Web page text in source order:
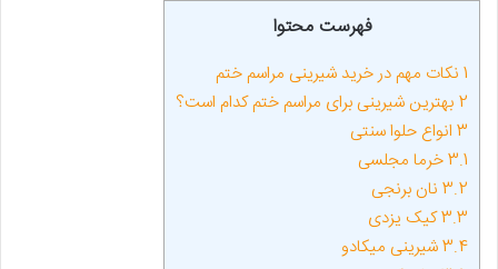
فهرست محتوا
1 نکات مهم در خرید شیرینی مراسم ختم
2 بهترین شیرینی برای مراسم ختم کدام است؟
3 انواع حلوا سنتی
3.1خرما مجلسی
3.2 نان برنجی
3.3کیک یزدی
3.4شیرینی میکادو